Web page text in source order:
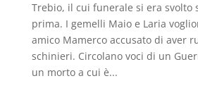
Trebio, il cui funerale si era svolto
prima. I gemelli Maio e Laria
amico Mamerco accusato di aver
schinieri. Circolano voci di un
un morto a cui è...